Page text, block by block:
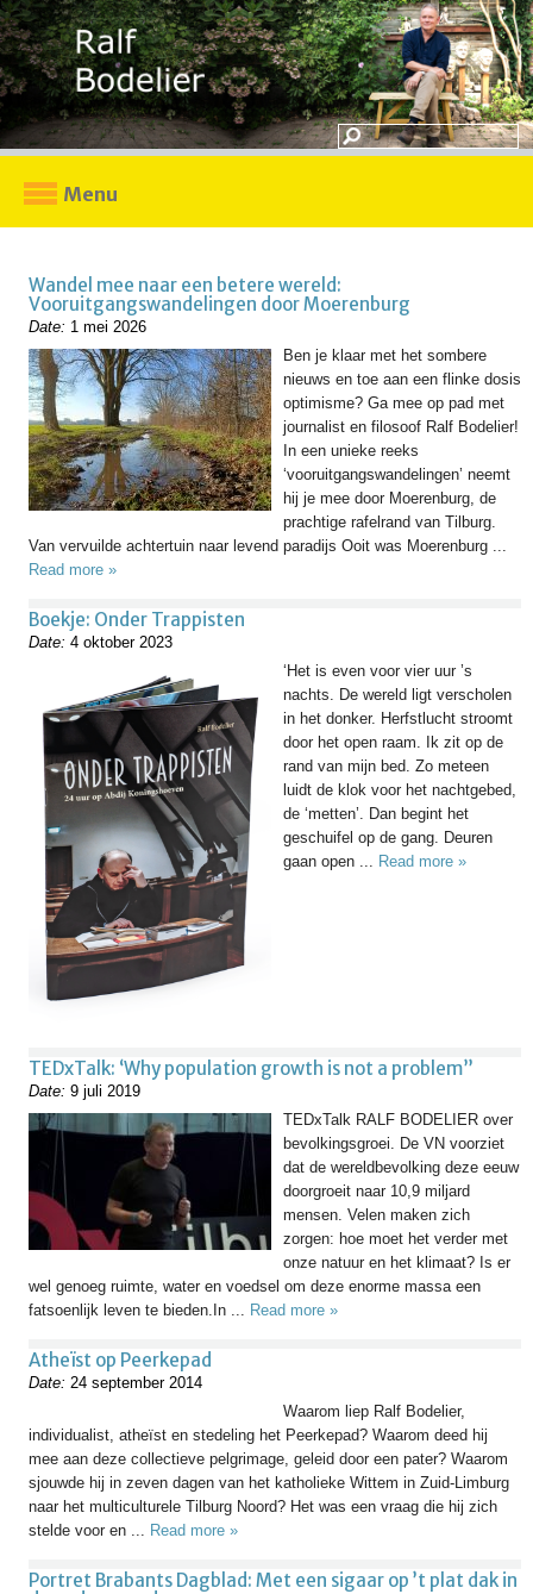
Menu
Wandel mee naar een betere wereld:
Vooruitgangswandelingen door Moerenburg
Date: 1 mei 2026
Ben je klaar met het sombere
nieuws en toe aan een flinke dosis
optimisme? Ga mee op pad met
journalist en filosoof Ralf Bodelier!
In een unieke reeks
‘vooruitgangswandelingen’ neemt
hij je mee door Moerenburg, de
prachtige rafelrand van Tilburg.
Van vervuilde achtertuin naar levend paradijs Ooit was Moerenburg ...
Read more »
Boekje: Onder Trappisten
Date: 4 oktober 2023
‘Het is even voor vier uur ’s
nachts. De wereld ligt verscholen
in het donker. Herfstlucht stroomt
door het open raam. Ik zit op de
rand van mijn bed. Zo meteen
luidt de klok voor het nachtgebed,
de ‘metten’. Dan begint het
geschuifel op de gang. Deuren
gaan open ... Read more »
TEDxTalk: ‘Why population growth is not a problem”
Date: 9 juli 2019
TEDxTalk RALF BODELIER over
bevolkingsgroei. De VN voorziet
dat de wereldbevolking deze eeuw
doorgroeit naar 10,9 miljard
mensen. Velen maken zich
zorgen: hoe moet het verder met
onze natuur en het klimaat? Is er
wel genoeg ruimte, water en voedsel om deze enorme massa een
fatsoenlijk leven te bieden.In ...
Read more »
Atheïst op Peerkepad
Date: 24 september 2014
Waarom liep Ralf Bodelier,
individualist, atheïst en stedeling het Peerkepad? Waarom deed hij
mee aan deze collectieve pelgrimage, geleid door een pater? Waarom
sjouwde hij in zeven dagen van het katholieke Wittem in Zuid-Limburg
naar het multiculturele Tilburg Noord? Het was een vraag die hij zich
stelde voor en ...
Read more »
Portret Brabants Dagblad: Met een sigaar op ’t plat dak in